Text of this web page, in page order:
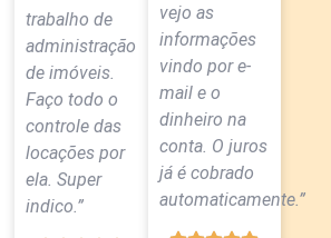
trabalho de
administração
de imóveis.
Faço todo o
controle das
locações por
ela. Super
indico.”
vejo as
informações
vindo por e-
mail e o
dinheiro na
conta. O juros
já é cobrado
automaticamente.”